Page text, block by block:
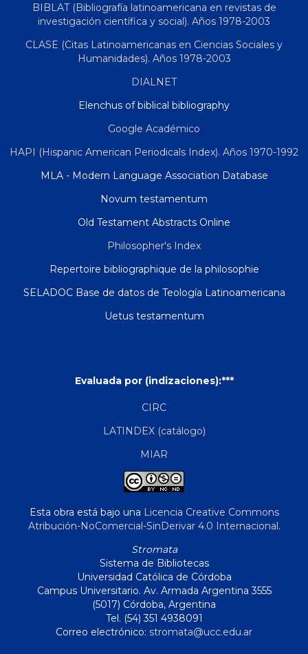
BIBLAT (Bibliografía latinoamericana en revistas de
investigación científica y social). Años 1978-2003
CLASE (Citas Latinoamericanas en Ciencias Sociales y
Humanidades). Años 1978-2003
DIALNET
Elenchus of biblical bibliography
Google Académico
HAPI (Hispanic American Periodicals Index). Años 1970-1992
MLA - Modern Language Association Database
Novum testamentum
Old Testament Abstracts Online
Philosopher's Index
Repertoire bibliographique de la philosophie
SELADOC Base de datos de Teología Latinoamericana
Uetus testamentum
Evaluada por (indizaciones):***
CIRC
LATINDEX (catálogo)
MIAR
Esta obra está bajo una Licencia Creative Commons
Atribución-NoComercial-SinDerivar 4.0 Internacional.
Stromata
Sistema de Bibliotecas
Universidad Católica de Córdoba
Campus Universitario. Av. Armada Argentina 3555
(5017) Córdoba, Argentina
Tel. (54) 351 4938091
Correo electrónico: stromata@ucc.edu.ar